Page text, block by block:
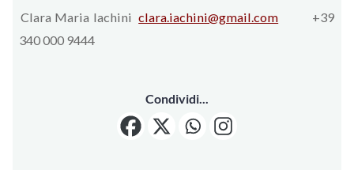
Clara Maria Iachiniclara.iachini@gmail.com +39
340 000 9444
Condividi...